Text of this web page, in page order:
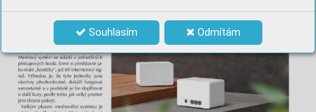
Souhlasím Odmítám